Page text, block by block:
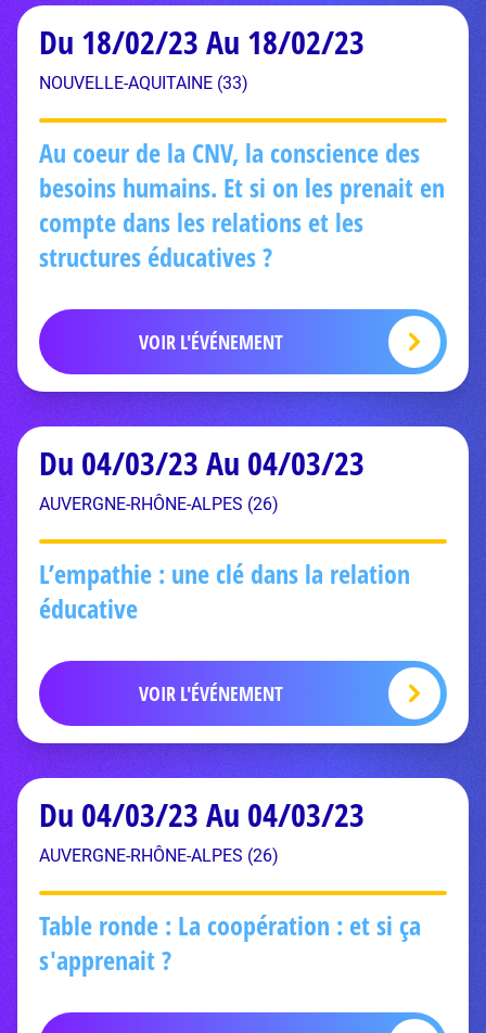
Du 18/02/23 Au 18/02/23
NOUVELLE-AQUITAINE (33)
Au coeur de la CNV, la conscience des
besoins humains. Et si on les prenait en
compte dans les relations et les
structures éducatives ?
VOIR L'ÉVÉNEMENT
Du 04/03/23 Au 04/03/23
AUVERGNE-RHÔNE-ALPES (26)
L’empathie : une clé dans la relation
éducative
VOIR L'ÉVÉNEMENT
Du 04/03/23 Au 04/03/23
AUVERGNE-RHÔNE-ALPES (26)
Table ronde : La coopération : et si ça
s'apprenait ?